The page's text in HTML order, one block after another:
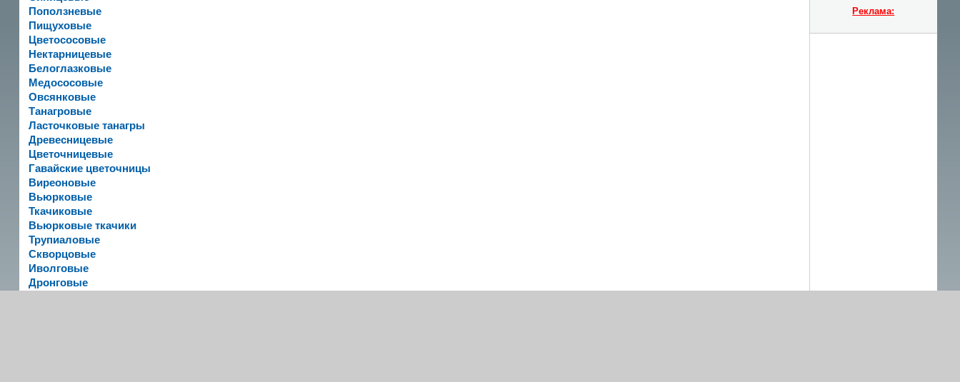
Реклама:
Поползневые
Пищуховые
Цветососовые
Нектарницевые
Белоглазковые
Медососовые
Овсянковые
Танагровые
Ласточковые танагры
Древесницевые
Цветочницевые
Гавайские цветочницы
Виреоновые
Вьюрковые
Ткачиковые
Вьюрковые ткачики
Трупиаловые
Скворцовые
Иволговые
Дронговые